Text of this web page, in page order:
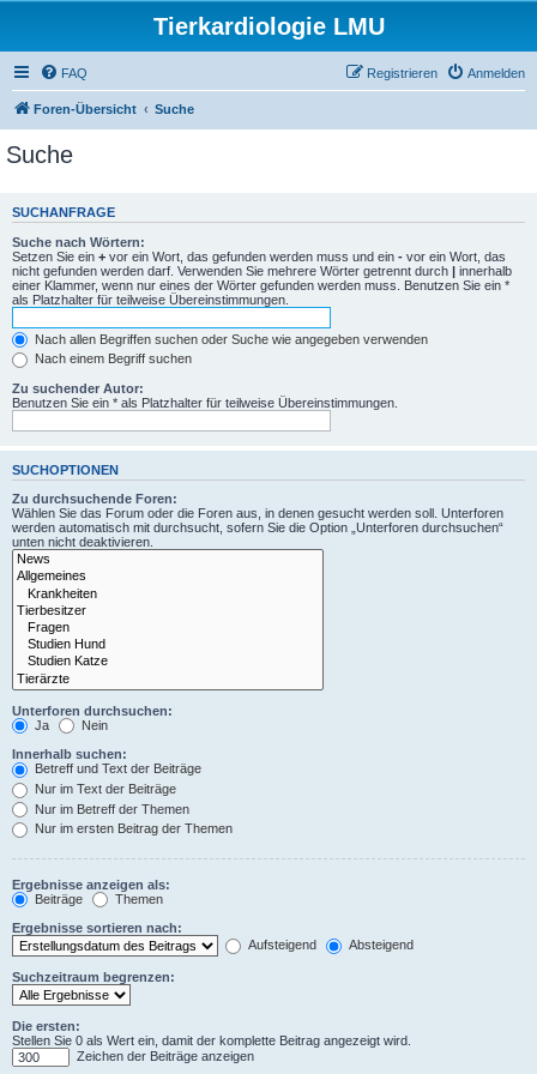
Tierkardiologie LMU
FAQ Anmelden
Registrieren
Foren-Übersicht Suche
Suche
SUCHANFRAGE
Suche nach Wörtern:
Setzen Sie ein + vor ein Wort, das gefunden werden muss und ein - vor ein Wort, das
nicht gefunden werden darf. Verwenden Sie mehrere Wörter getrennt durch | innerhalb
einer Klammer, wenn nur eines der Wörter gefunden werden muss. Benutzen Sie ein *
als Platzhalter für teilweise Übereinstimmungen.
Nach allen Begriffen suchen oder Suche wie angegeben verwenden
Nach einem Begriff suchen
Zu suchender Autor:
Benutzen Sie ein * als Platzhalter für teilweise Übereinstimmungen.
SUCHOPTIONEN
Zu durchsuchende Foren:
Wählen Sie das Forum oder die Foren aus, in denen gesucht werden soll. Unterforen
werden automatisch mit durchsucht, sofern Sie die Option „Unterforen durchsuchen“
unten nicht deaktivieren.
Unterforen durchsuchen:
Ja
Nein
Innerhalb suchen:
Betreff und Text der Beiträge
Nur im Text der Beiträge
Nur im Betreff der Themen
Nur im ersten Beitrag der Themen
Ergebnisse anzeigen als:
Beiträge
Themen
Ergebnisse sortieren nach:
Aufsteigend
Absteigend
Suchzeitraum begrenzen:
Die ersten:
Stellen Sie 0 als Wert ein, damit der komplette Beitrag angezeigt wird.
Zeichen der Beiträge anzeigen